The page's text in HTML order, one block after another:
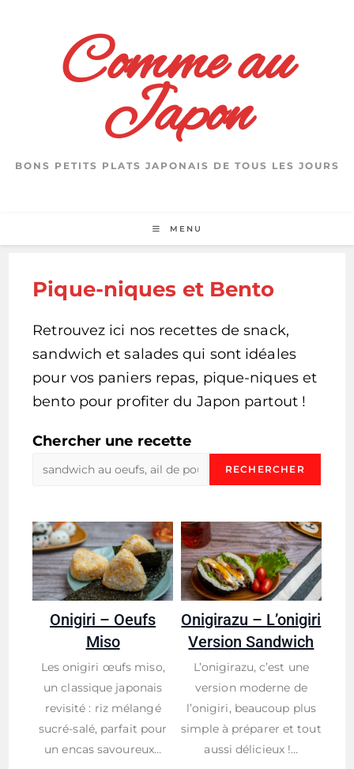
Comme au
Japon
BONS PETITS PLATS JAPONAIS DE TOUS LES JOURS
MENU
Pique-niques et Bento
Retrouvez ici nos recettes de snack,
sandwich et salades qui sont idéales
pour vos paniers repas, pique-niques et
bento pour profiter du Japon partout !
Chercher une recette
RECHERCHER
Onigiri – Oeufs
Miso
Les onigiri œufs miso,
un classique japonais
revisité : riz mélangé
sucré-salé, parfait pour
un encas savoureux…
Onigirazu – L’onigiri
Version Sandwich
L’onigirazu, c’est une
version moderne de
l’onigiri, beaucoup plus
simple à préparer et tout
aussi délicieux !…